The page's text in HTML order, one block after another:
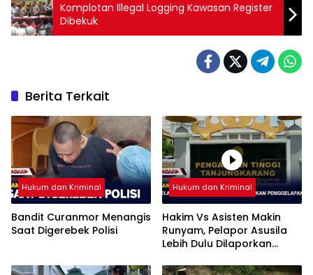
Komplotan Illegal Logging Kawasan Register
Dibekuk
Berita Terkait
Hukum dan Kriminal
Bandit Curanmor Menangis
Saat Digerebek Polisi
Hukum dan Kriminal
Hakim Vs Asisten Makin
Runyam, Pelapor Asusila
Lebih Dulu Dilaporkan